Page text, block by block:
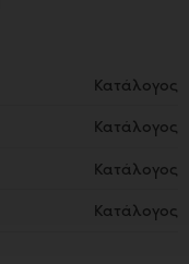
Κατάλογος
Κατάλογος
Κατάλογος
Κατάλογος